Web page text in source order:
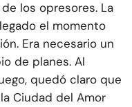
los opresores. La
el momento
Era necesario un
de planes. Al
quedó claro que
Ciudad del Amor